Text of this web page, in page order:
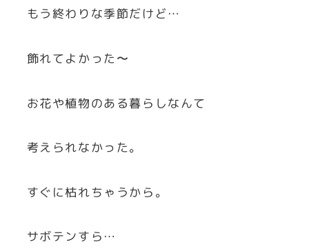
もう終わりな季節だけど…
飾れてよかった〜
お花や植物のある暮らしなんて
考えられなかった。
すぐに枯れちゃうから。
サボテンすら…